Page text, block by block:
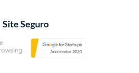
Site Seguro